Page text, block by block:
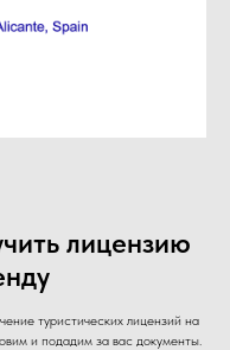
лицензию
туристических лицензий на
и подадим за вас документы.